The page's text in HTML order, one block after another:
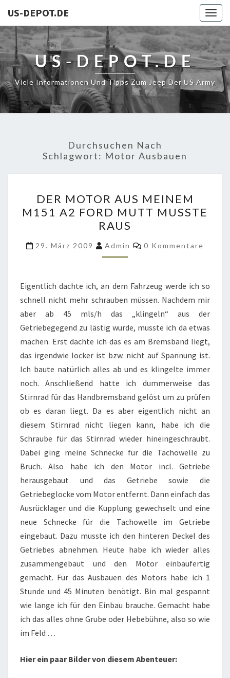
US-DEPOT.DE
US-DEPOT.DE
Viele Informationen Und Tipps Zum Jeep Der US Army
Durchsuchen Nach
Schlagwort: Motor Ausbauen
MOTOR
AUS
MEINEM
M151
A2
MUTT
MUSSTE
RAUS
DER MOTOR AUS MEINEM
M151 A2 FORD MUTT MUSSTE
RAUS
29. März 2009 Admin Kommentare
0 Kommentare
Eigentlich dachte ich, an dem Fahrzeug werde ich so
schnell nicht mehr schrauben müssen. Nachdem mir
aber ab 45 mls/h das „klingeln“ aus der
Getriebegegend zu lästig wurde, musste ich da etwas
machen. Erst dachte ich das es am Bremsband liegt,
das irgendwie locker ist bzw. nicht auf Spannung ist.
Ich baute natürlich alles ab und es klingelte immer
noch. Anschließend hatte ich dummerweise das
Stirnrad für das Handbremsband gelöst um zu prüfen
ob es daran liegt. Da es aber eigentlich nicht an
diesem Stirnrad nicht liegen kann, habe ich die
Schraube für das Stirnrad wieder hineingeschraubt.
Dabei ging meine Schnecke für die Tachowelle zu
Bruch. Also habe ich den Motor incl. Getriebe
herausgebaut und das Getriebe sowie die
Getriebeglocke vom Motor entfernt. Dann einfach das
Ausrücklager und die Kupplung gewechselt und eine
neue Schnecke für die Tachowelle im Getriebe
eingebaut. Dazu musste ich den hinteren Deckel des
Getriebes abnehmen. Heute habe ich wieder alles
zusammengebaut und den Motor einbaufertig
gemacht. Für das Ausbauen des Motors habe ich 1
Stunde und 45 Minuten benötigt. Bin mal gespannt
wie lange ich für den Einbau brauche. Gemacht habe
ich das alles ohne Grube oder Hebebühne, also so wie
im Feld …
Hier ein paar Bilder von diesem Abenteuer: